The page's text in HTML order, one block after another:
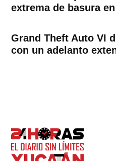
extrema de basura
Grand Theft Auto VI
con un adelanto